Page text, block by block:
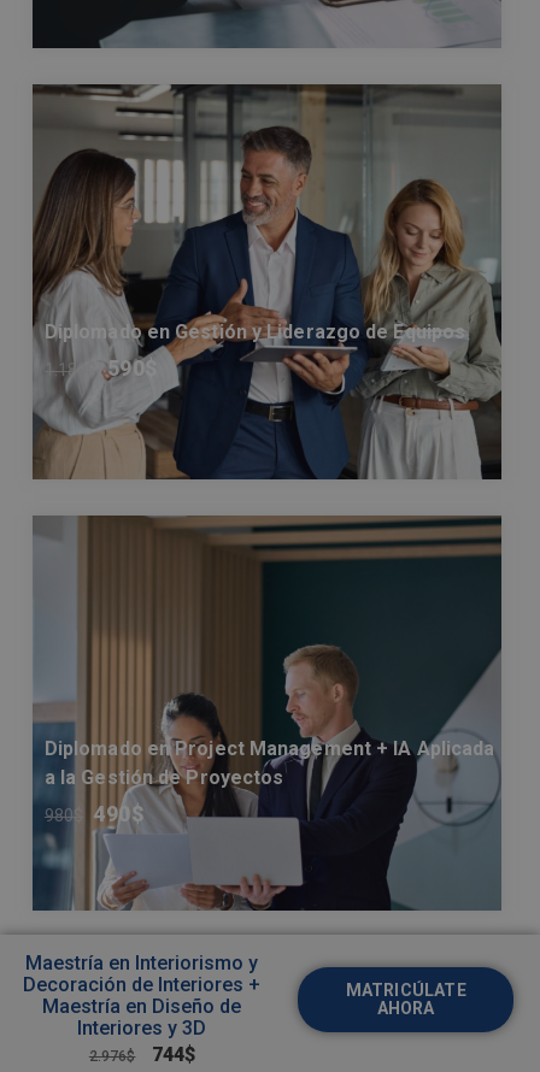
Diplomado en Gestión y Liderazgo de Equipos
1.180 590$
Diplomado en Project Management + IA Aplicada
a la Gestión de Proyectos
980$ 490$
Maestría en Interiorismo y
Decoración de Interiores +
Maestría en Diseño de
Interiores y 3D
2.976$ 744$
MATRICÚLATE
AHORA